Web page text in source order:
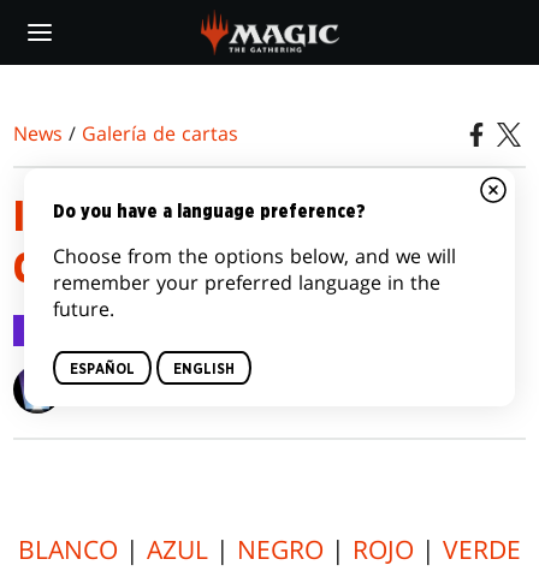
main
News / Galería de cartas
INNISTRAD: MIDNIGHT HUNT
CARD IMAGE GALLERY
Wizards of the Coast
BLANCO | AZUL | NEGRO | ROJO | VERDE
Do you have a language preference?
Choose from the options below, and we will
remember your preferred language in the
future.
ESPAÑOL ENGLISH